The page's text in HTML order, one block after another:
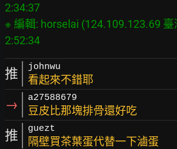
2:34:37
※ 編輯: horselai (124.109.123.69
推 johnwu
看起來不錯耶
→ a27588679
豆皮比那塊排骨還好吃
推 guezt
隔壁買茶葉蛋代替一下滷蛋